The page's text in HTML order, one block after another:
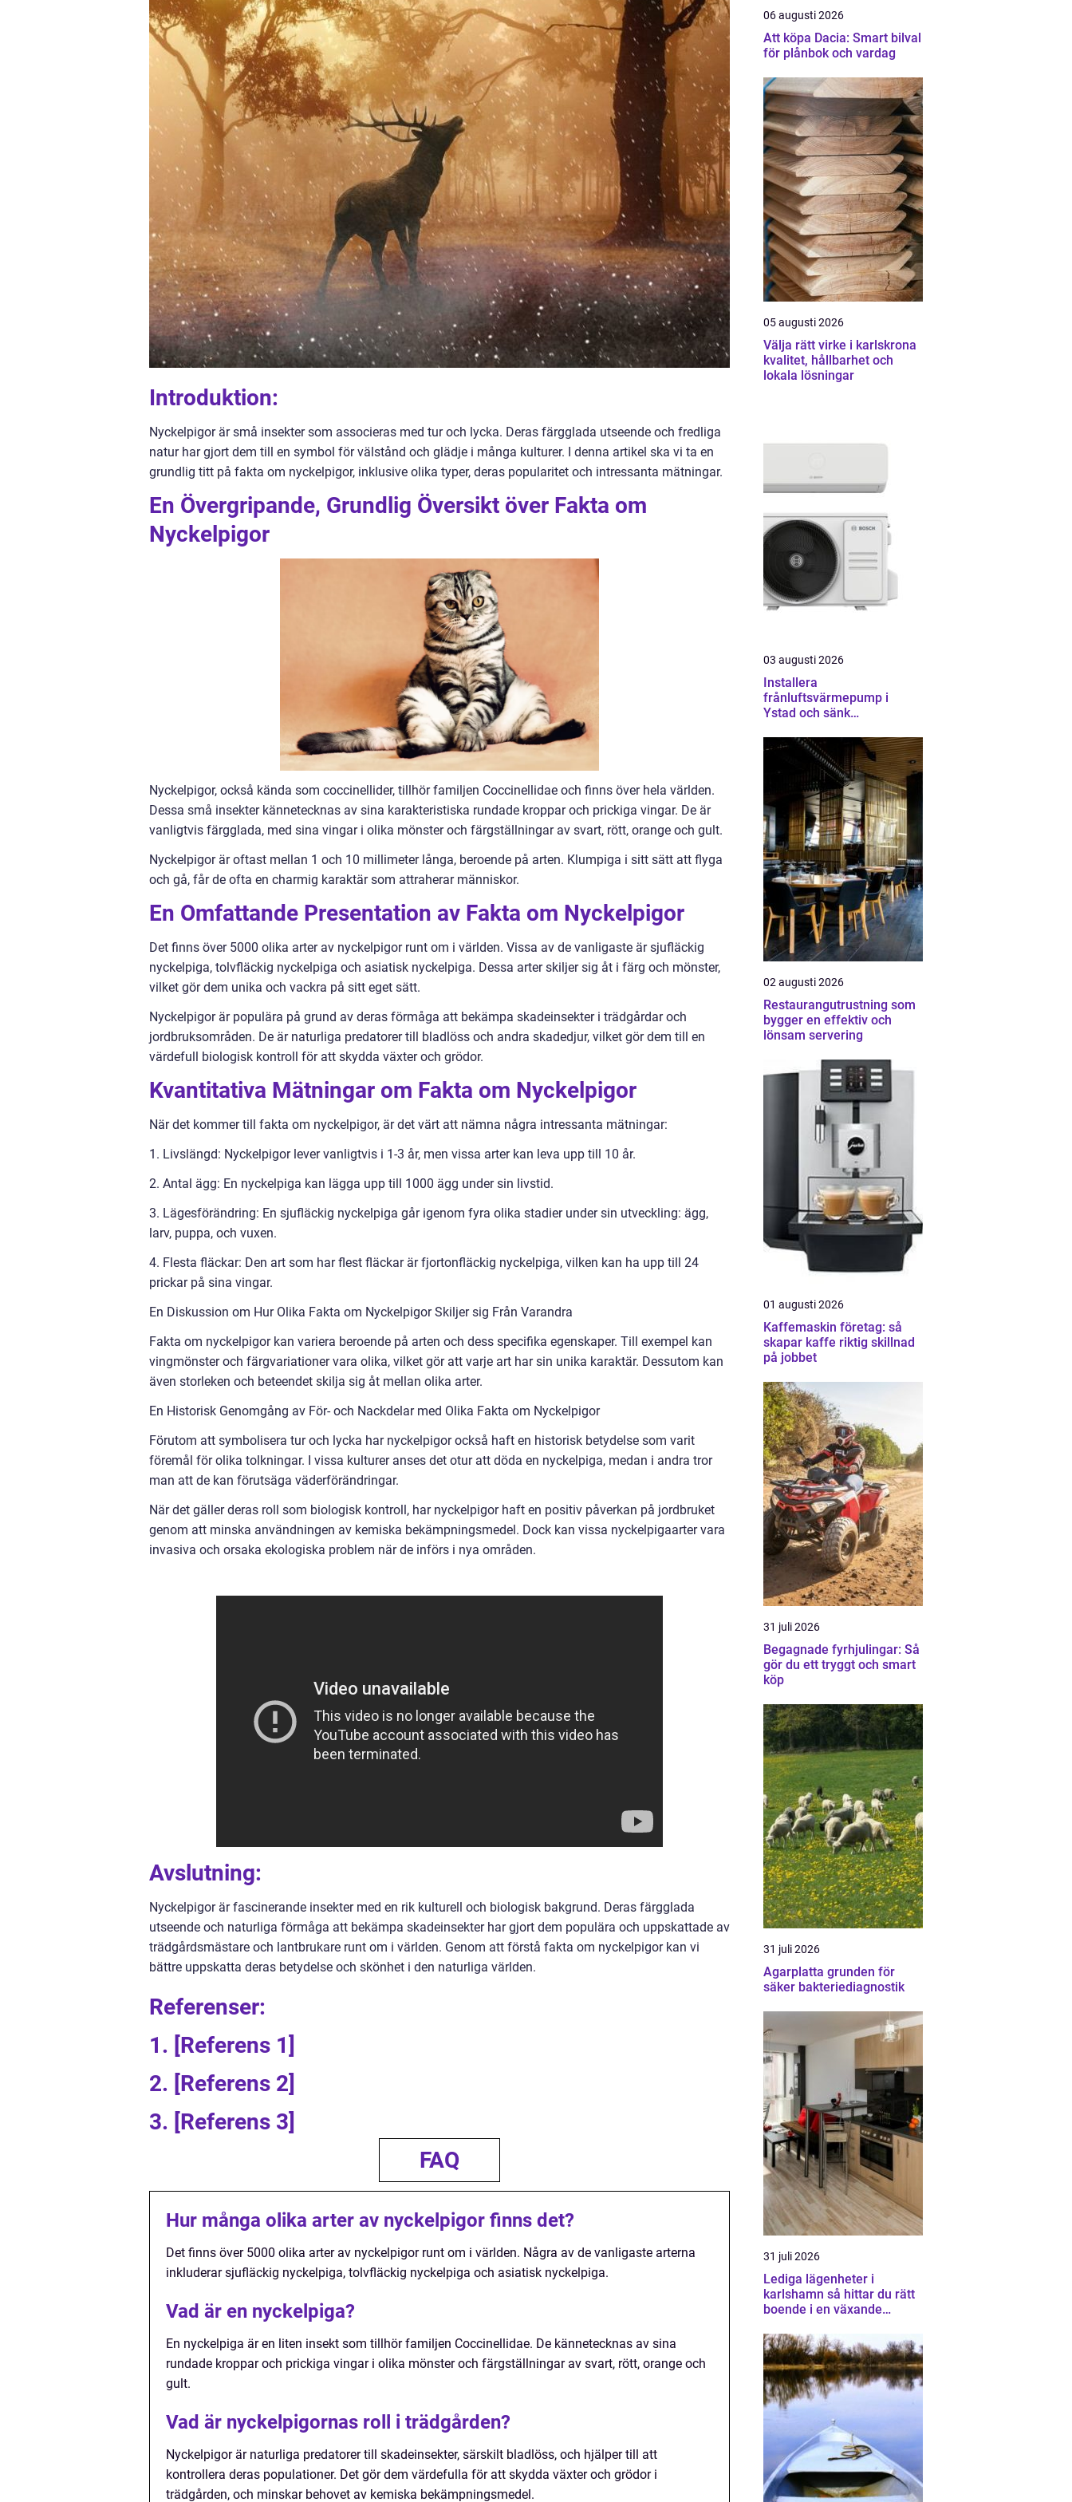
Introduktion:
Nyckelpigor är små insekter som associeras med tur och lycka. Deras färgglada utseende och fredliga
natur har gjort dem till en symbol för välstånd och glädje i många kulturer. I denna artikel ska vi ta en
grundlig titt på fakta om nyckelpigor, inklusive olika typer, deras popularitet och intressanta mätningar.
En Övergripande, Grundlig Översikt över Fakta om
Nyckelpigor
Nyckelpigor, också kända som coccinellider, tillhör familjen Coccinellidae och finns över hela världen.
Dessa små insekter kännetecknas av sina karakteristiska rundade kroppar och prickiga vingar. De är
vanligtvis färgglada, med sina vingar i olika mönster och färgställningar av svart, rött, orange och gult.
Nyckelpigor är oftast mellan 1 och 10 millimeter långa, beroende på arten. Klumpiga i sitt sätt att flyga
och gå, får de ofta en charmig karaktär som attraherar människor.
En Omfattande Presentation av Fakta om Nyckelpigor
Det finns över 5000 olika arter av nyckelpigor runt om i världen. Vissa av de vanligaste är sjufläckig
nyckelpiga, tolvfläckig nyckelpiga och asiatisk nyckelpiga. Dessa arter skiljer sig åt i färg och mönster,
vilket gör dem unika och vackra på sitt eget sätt.
Nyckelpigor är populära på grund av deras förmåga att bekämpa skadeinsekter i trädgårdar och
jordbruksområden. De är naturliga predatorer till bladlöss och andra skadedjur, vilket gör dem till en
värdefull biologisk kontroll för att skydda växter och grödor.
Kvantitativa Mätningar om Fakta om Nyckelpigor
När det kommer till fakta om nyckelpigor, är det värt att nämna några intressanta mätningar:
1. Livslängd: Nyckelpigor lever vanligtvis i 1-3 år, men vissa arter kan leva upp till 10 år.
2. Antal ägg: En nyckelpiga kan lägga upp till 1000 ägg under sin livstid.
3. Lägesförändring: En sjufläckig nyckelpiga går igenom fyra olika stadier under sin utveckling: ägg,
larv, puppa, och vuxen.
4. Flesta fläckar: Den art som har flest fläckar är fjortonfläckig nyckelpiga, vilken kan ha upp till 24
prickar på sina vingar.
En Diskussion om Hur Olika Fakta om Nyckelpigor Skiljer sig Från Varandra
Fakta om nyckelpigor kan variera beroende på arten och dess specifika egenskaper. Till exempel kan
vingmönster och färgvariationer vara olika, vilket gör att varje art har sin unika karaktär. Dessutom kan
även storleken och beteendet skilja sig åt mellan olika arter.
En Historisk Genomgång av För- och Nackdelar med Olika Fakta om Nyckelpigor
Förutom att symbolisera tur och lycka har nyckelpigor också haft en historisk betydelse som varit
föremål för olika tolkningar. I vissa kulturer anses det otur att döda en nyckelpiga, medan i andra tror
man att de kan förutsäga väderförändringar.
När det gäller deras roll som biologisk kontroll, har nyckelpigor haft en positiv påverkan på jordbruket
genom att minska användningen av kemiska bekämpningsmedel. Dock kan vissa nyckelpigaarter vara
invasiva och orsaka ekologiska problem när de införs i nya områden.
Avslutning:
Nyckelpigor är fascinerande insekter med en rik kulturell och biologisk bakgrund. Deras färgglada
utseende och naturliga förmåga att bekämpa skadeinsekter har gjort dem populära och uppskattade av
trädgårdsmästare och lantbrukare runt om i världen. Genom att förstå fakta om nyckelpigor kan vi
bättre uppskatta deras betydelse och skönhet i den naturliga världen.
Referenser:
1. [Referens 1]
2. [Referens 2]
3. [Referens 3]
FAQ
Hur många olika arter av nyckelpigor finns det?
Det finns över 5000 olika arter av nyckelpigor runt om i världen. Några av de vanligaste arterna
inkluderar sjufläckig nyckelpiga, tolvfläckig nyckelpiga och asiatisk nyckelpiga.
Vad är en nyckelpiga?
En nyckelpiga är en liten insekt som tillhör familjen Coccinellidae. De kännetecknas av sina
rundade kroppar och prickiga vingar i olika mönster och färgställningar av svart, rött, orange och
gult.
Vad är nyckelpigornas roll i trädgården?
Nyckelpigor är naturliga predatorer till skadeinsekter, särskilt bladlöss, och hjälper till att
kontrollera deras populationer. Det gör dem värdefulla för att skydda växter och grödor i
trädgården, och minskar behovet av kemiska bekämpningsmedel.
06 augusti 2026
Att köpa Dacia: Smart bilval
för plånbok och vardag
05 augusti 2026
Välja rätt virke i karlskrona
kvalitet, hållbarhet och
lokala lösningar
03 augusti 2026
Installera
frånluftsvärmepump i
Ystad och sänk
02 augusti 2026
Restaurangutrustning som
bygger en effektiv och
lönsam servering
01 augusti 2026
Kaffemaskin företag: så
skapar kaffe riktig skillnad
på jobbet
31 juli 2026
Begagnade fyrhjulingar: Så
gör du ett tryggt och smart
köp
31 juli 2026
Agarplatta grunden för
säker bakteriediagnostik
31 juli 2026
Lediga lägenheter i
karlshamn så hittar du rätt
boende i en växande